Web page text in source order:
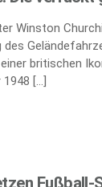
Winston
britischen
[…]
Fußball-